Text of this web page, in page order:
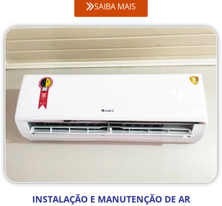
SAIBA MAIS
INSTALAÇÃO E MANUTENÇÃO DE AR